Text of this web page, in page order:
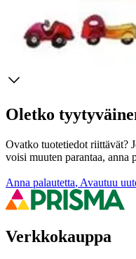
Ominaisuudet
Oletko
Ovatko tuotetiedot riittävät?
voisi muuten parantaa, anna
Anna palautetta, Avautuu
Verkkokauppa